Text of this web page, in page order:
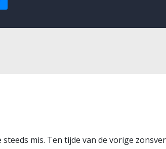
mis. Ten tijde van de vorige